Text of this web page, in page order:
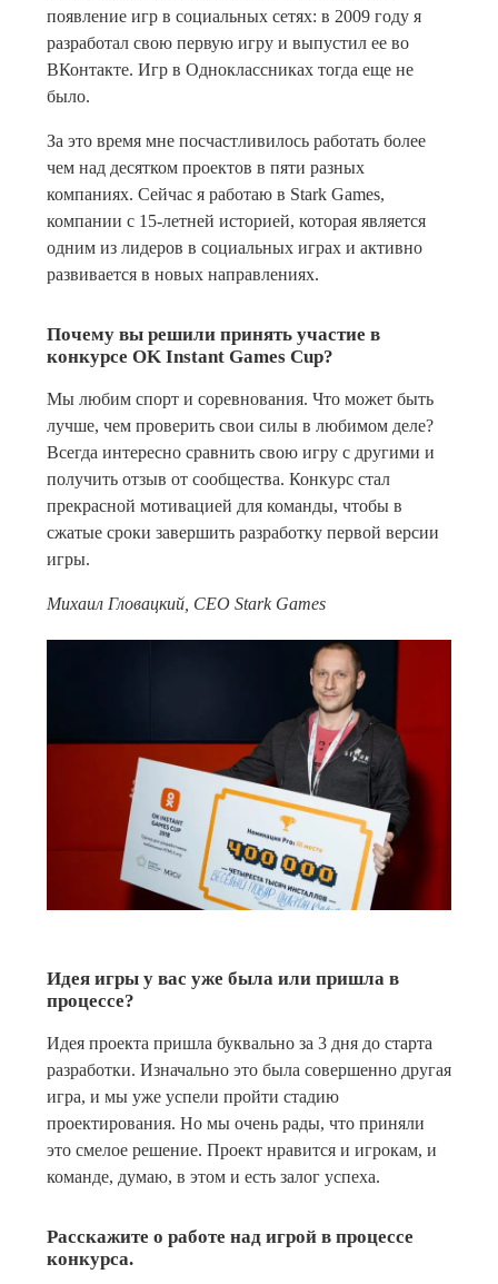
появление игр в социальных сетях: в 2009 году я
разработал свою первую игру и выпустил ее во
ВКонтакте. Игр в Одноклассниках тогда еще не
было.
За это время мне посчастливилось работать более
чем над десятком проектов в пяти разных
компаниях. Сейчас я работаю в Stark Games,
компании с 15-летней историей, которая является
одним из лидеров в социальных играх и активно
развивается в новых направлениях.
Почему вы решили принять участие в
конкурсе OK Instant Games Cup?
Мы любим спорт и соревнования. Что может быть
лучше, чем проверить свои силы в любимом деле?
Всегда интересно сравнить свою игру с другими и
получить отзыв от сообщества. Конкурс стал
прекрасной мотивацией для команды, чтобы в
сжатые сроки завершить разработку первой версии
игры.
Михаил Гловацкий, CEO Stark Games
Идея игры у вас уже была или пришла в
процессе?
Идея проекта пришла буквально за 3 дня до старта
разработки. Изначально это была совершенно другая
игра, и мы уже успели пройти стадию
проектирования. Но мы очень рады, что приняли
это смелое решение. Проект нравится и игрокам, и
команде, думаю, в этом и есть залог успеха.
Расскажите о работе над игрой в процессе
конкурса.